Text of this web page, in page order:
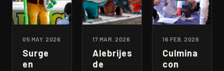
05 MAY. 2026
Surge
en
17 MAR. 2026
Alebrijes
de
16 FEB. 2026
Culmina
con